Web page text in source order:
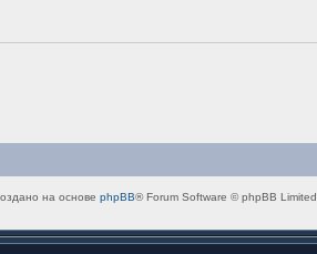
на основе phpBB® Forum Software © phpBB Limited